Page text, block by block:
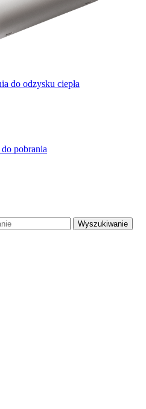
do odzysku ciepła
pobrania
Wyszukiwanie